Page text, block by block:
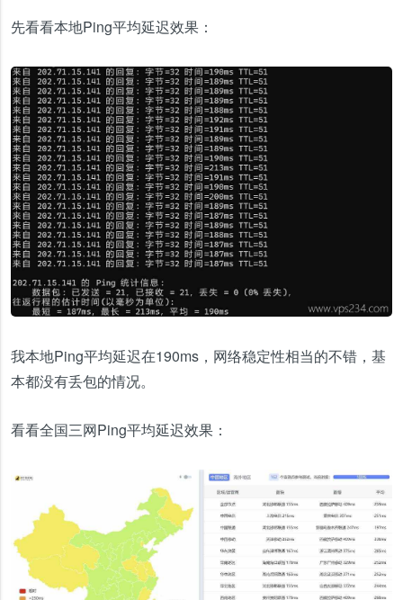
先看看本地Ping平均延迟效果：
我本地Ping平均延迟在190ms，网络稳定性相当的不错，基
本都没有丢包的情况。
看看全国三网Ping平均延迟效果：